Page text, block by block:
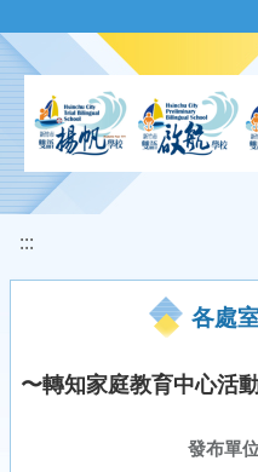
:::
各處
〜轉知家庭教育中心活
發布單